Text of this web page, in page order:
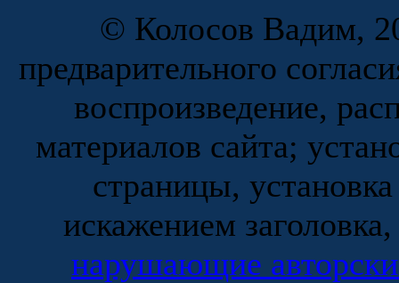
© Колосов Вадим,
предварительного
воспроизведение,
материалов сайта;
страницы,
искажением
нарушающие